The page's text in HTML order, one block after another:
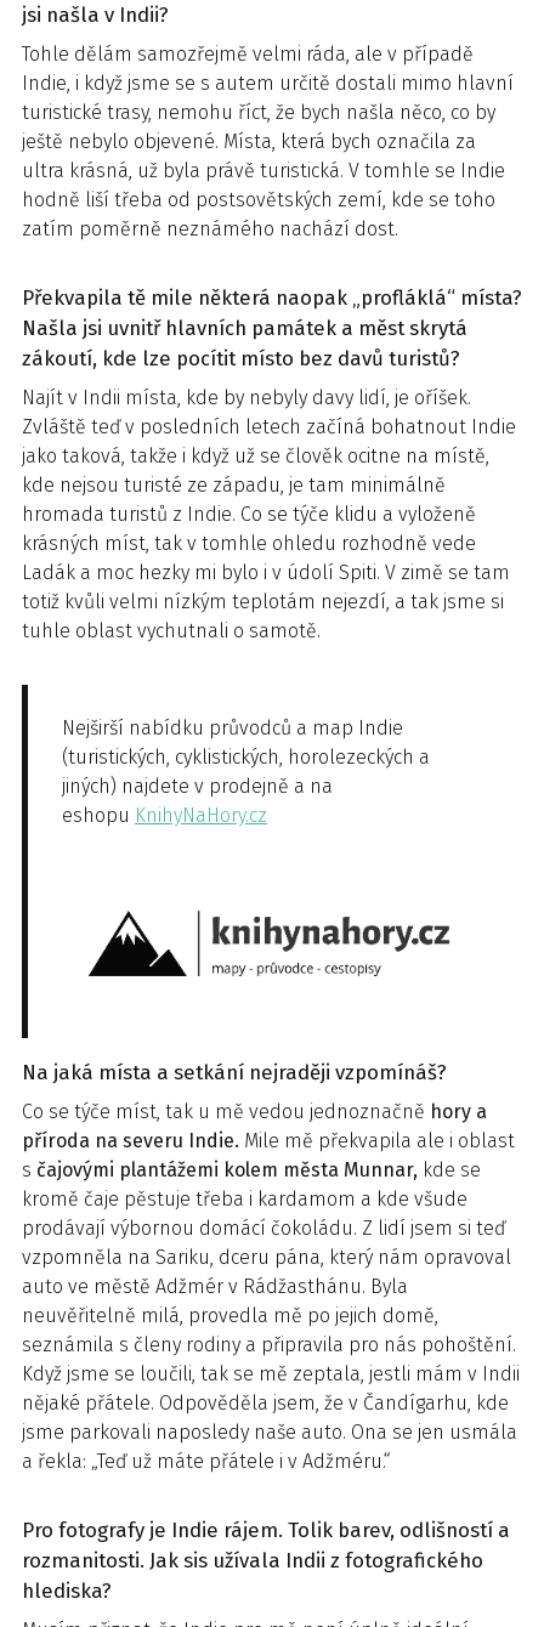
jsi našla v Indii?
Tohle dělám samozřejmě velmi ráda, ale v případě
Indie, i když jsme se s autem určitě dostali mimo hlavní
turistické trasy, nemohu říct, že bych našla něco, co by
ještě nebylo objevené. Místa, která bych označila za
ultra krásná, už byla právě turistická. V tomhle se Indie
hodně liší třeba od postsovětských zemí, kde se toho
zatím poměrně neznámého nachází dost.
Překvapila tě mile některá naopak „profláklá“ místa?
Našla jsi uvnitř hlavních památek a měst skrytá
zákoutí, kde lze pocítit místo bez davů turistů?
Najít v Indii místa, kde by nebyly davy lidí, je oříšek.
Zvláště teď v posledních letech začíná bohatnout Indie
jako taková, takže i když už se člověk ocitne na místě,
kde nejsou turisté ze západu, je tam minimálně
hromada turistů z Indie. Co se týče klidu a vyloženě
krásných míst, tak v tomhle ohledu rozhodně vede
Ladák a moc hezky mi bylo i v údolí Spiti. V zimě se tam
totiž kvůli velmi nízkým teplotám nejezdí, a tak jsme si
tuhle oblast vychutnali o samotě.
Nejširší nabídku průvodců a map Indie
(turistických, cyklistických, horolezeckých a
jiných) najdete v prodejně a na
eshopu KnihyNaHory.cz
Na jaká místa a setkání nejraději vzpomínáš?
Co se týče míst, tak u mě vedou jednoznačně hory a
příroda na severu Indie. Mile mě překvapila ale i oblast
s čajovými plantážemi kolem města Munnar, kde se
kromě čaje pěstuje třeba i kardamom a kde všude
prodávají výbornou domácí čokoládu. Z lidí jsem si teď
vzpomněla na Sariku, dceru pána, který nám opravoval
auto ve městě Adžmér v Rádžasthánu. Byla
neuvěřitelně milá, provedla mě po jejich domě,
seznámila s členy rodiny a připravila pro nás pohoštění.
Když jsme se loučili, tak se mě zeptala, jestli mám v Indii
nějaké přátele. Odpověděla jsem, že v Čandígarhu, kde
jsme parkovali naposledy naše auto. Ona se jen usmála
a řekla: „Teď už máte přátele i v Adžméru.“
Pro fotografy je Indie rájem. Tolik barev, odlišností a
rozmanitosti. Jak sis užívala Indii z fotografického
hlediska?